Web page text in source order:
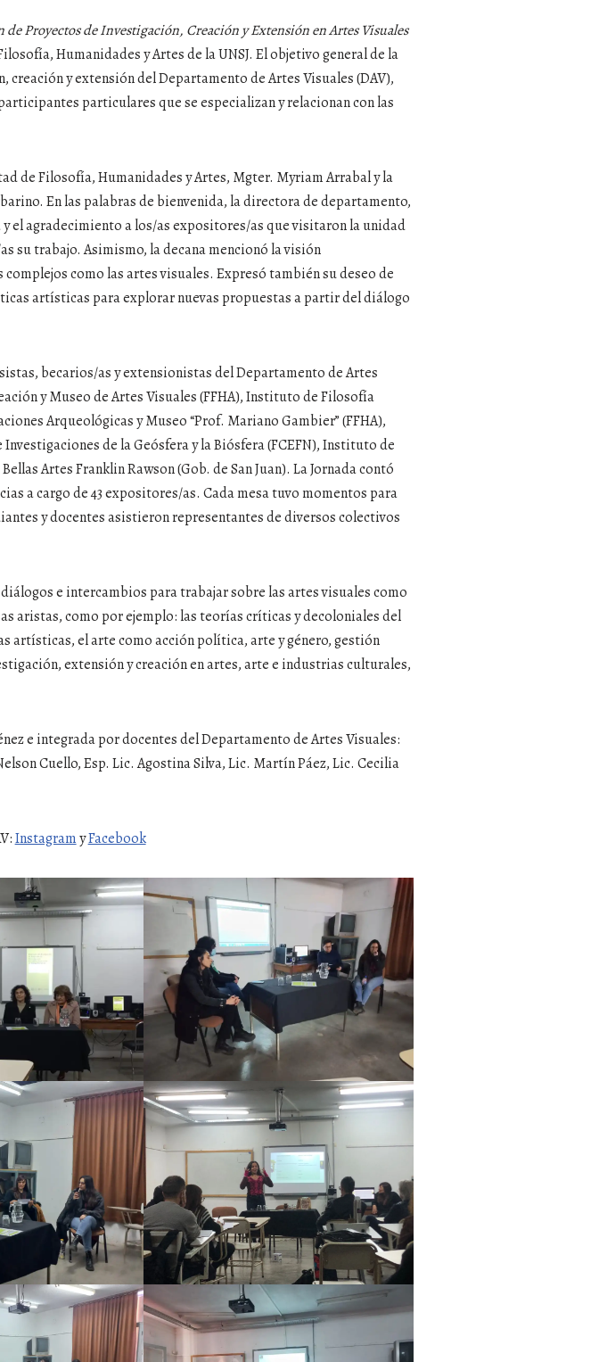
de Proyectos de Investigación, Creación y Extensión en Artes Visuales
Humanidades y Artes de la UNSJ. El objetivo general de la
y extensión del Departamento de Artes Visuales (DAV),
particulares que se especializan y relacionan con las
de Filosofía, Humanidades y Artes, Mgter. Myriam Arrabal y la
En las palabras de bienvenida, la directora de departamento,
el agradecimiento a los/as expositores/as que visitaron la unidad
su trabajo. Asimismo, la decana mencionó la visión
como las artes visuales. Expresó también su deseo de
artísticas para explorar nuevas propuestas a partir del diálogo
becarios/as y extensionistas del Departamento de Artes
y Museo de Artes Visuales (FFHA), Instituto de Filosofía
Arqueológicas y Museo “Prof. Mariano Gambier” (FFHA),
de la Geósfera y la Biósfera (FCEFN), Instituto de
Artes Franklin Rawson (Gob. de San Juan). La Jornada contó
a cargo de 43 expositores/as. Cada mesa tuvo momentos para
y docentes asistieron representantes de diversos colectivos
e intercambios para trabajar sobre las artes visuales como
aristas, como por ejemplo: las teorías críticas y decoloniales del
artísticas, el arte como acción política, arte y género, gestión
extensión y creación en artes, arte e industrias culturales,
e integrada por docentes del Departamento de Artes Visuales:
Cuello, Esp. Lic. Agostina Silva, Lic. Martín Páez, Lic. Cecilia
InstagramyFacebook